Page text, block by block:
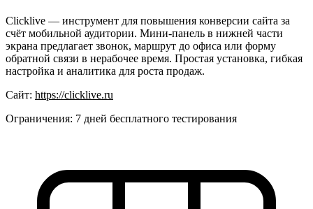
Clicklive — инструмент для повышения конверсии сайта за
счёт мобильной аудитории. Мини-панель в нижней части
экрана предлагает звонок, маршрут до офиса или форму
обратной связи в нерабочее время. Простая установка, гибкая
настройка и аналитика для роста продаж.
Сайт: https://clicklive.ru
Ограничения: 7 дней бесплатного тестирования